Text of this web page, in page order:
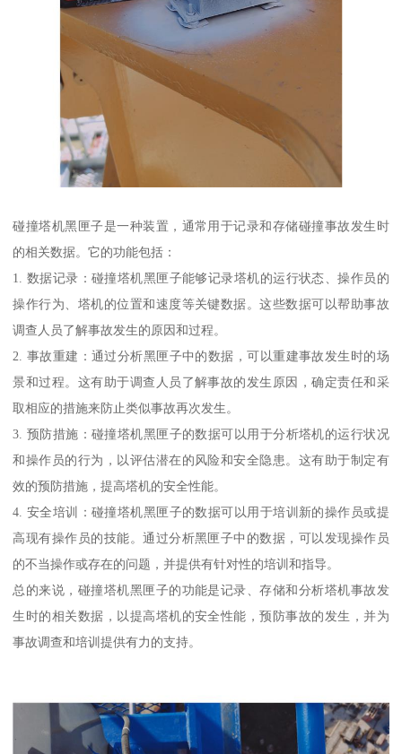
碰撞塔机黑匣子是一种装置，通常用于记录和存储碰撞事故发生时
的相关数据。它的功能包括：
1. 数据记录：碰撞塔机黑匣子能够记录塔机的运行状态、操作员的
操作行为、塔机的位置和速度等关键数据。这些数据可以帮助事故
调查人员了解事故发生的原因和过程。
2. 事故重建：通过分析黑匣子中的数据，可以重建事故发生时的场
景和过程。这有助于调查人员了解事故的发生原因，确定责任和采
取相应的措施来防止类似事故再次发生。
3. 预防措施：碰撞塔机黑匣子的数据可以用于分析塔机的运行状况
和操作员的行为，以评估潜在的风险和安全隐患。这有助于制定有
效的预防措施，提高塔机的安全性能。
4. 安全培训：碰撞塔机黑匣子的数据可以用于培训新的操作员或提
高现有操作员的技能。通过分析黑匣子中的数据，可以发现操作员
的不当操作或存在的问题，并提供有针对性的培训和指导。
总的来说，碰撞塔机黑匣子的功能是记录、存储和分析塔机事故发
生时的相关数据，以提高塔机的安全性能，预防事故的发生，并为
事故调查和培训提供有力的支持。